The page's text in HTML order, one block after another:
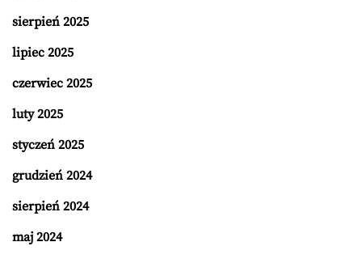
sierpień 2025
lipiec 2025
czerwiec 2025
luty 2025
styczeń 2025
grudzień 2024
sierpień 2024
maj 2024